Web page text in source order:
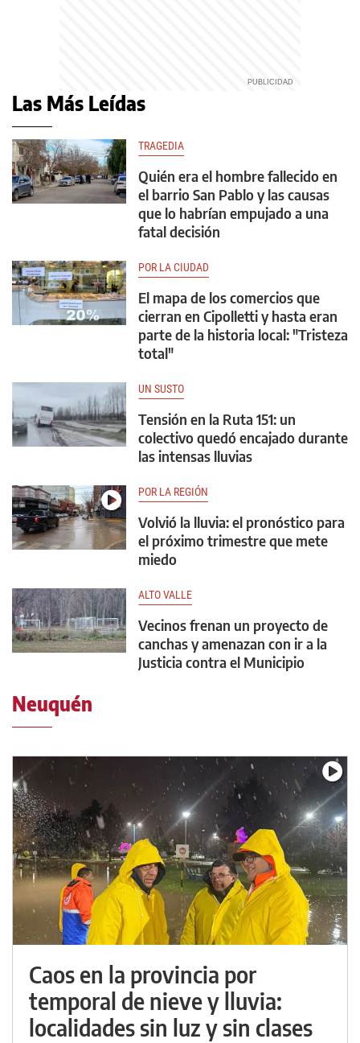
Las Más Leídas
TRAGEDIA
Quién era el hombre fallecido en
el barrio San Pablo y las causas
que lo habrían empujado a una
fatal decisión
POR LA CIUDAD
El mapa de los comercios que
cierran en Cipolletti y hasta eran
parte de la historia local: "Tristeza
total"
UN SUSTO
Tensión en la Ruta 151: un
colectivo quedó encajado durante
las intensas lluvias
POR LA REGIÓN
Volvió la lluvia: el pronóstico para
el próximo trimestre que mete
miedo
ALTO VALLE
Vecinos frenan un proyecto de
canchas y amenazan con ir a la
Justicia contra el Municipio
Neuquén
Caos en la provincia por
temporal de nieve y lluvia:
localidades sin luz y sin clases